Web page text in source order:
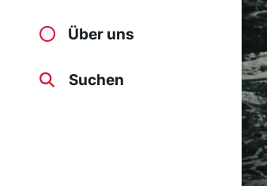
Über uns
Suchen